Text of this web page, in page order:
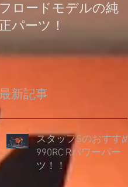
フロードモデルの純
パーツ！
新記事
スタッフSのおすすめ
990RC Rパワーパー
ツ！！